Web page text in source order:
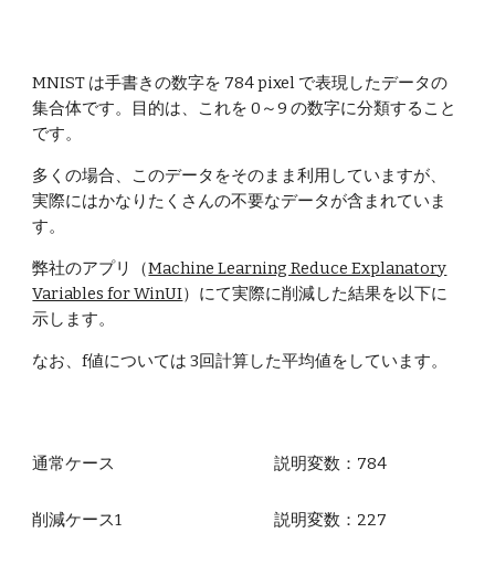
MNIST は手書きの数字を 784 pixel で表現したデータの
集合体です。目的は、これを 0～9 の数字に分類すること
です。
多くの場合、このデータをそのまま利用していますが、
実際にはかなりたくさんの不要なデータが含まれていま
す。
弊社のアプリ（Machine Learning Reduce Explanatory
Variables for WinUI）にて実際に削減した結果を以下に
示します。
なお、f値については 3回計算した平均値をしています。
通常ケース
削減ケース1
説明変数：784
説明変数： 227